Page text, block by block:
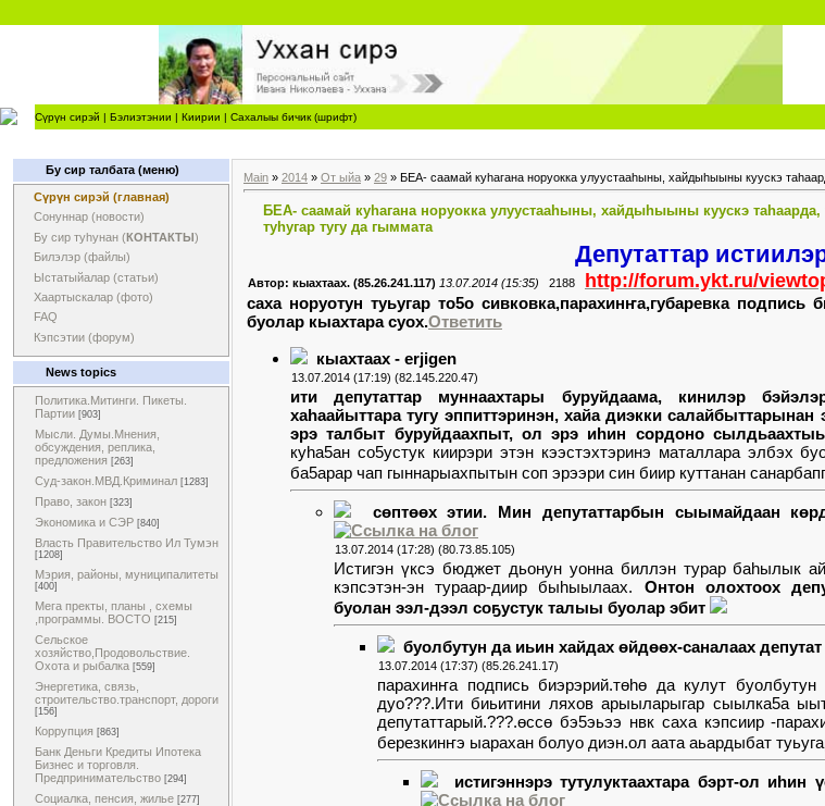
Сүрүн сирэй | Бэлиэтэнии | Киирии | Сахалыы бичик (шрифт)
Бу сир талбата (меню)
Сүрүн сирэй (главная)
Сонуннар (новости)
Бу сир туһунан (КОНТАКТЫ)
Билэлэр (файлы)
Ыстатыйалар (статьи)
Хаартыскалар (фото)
FAQ
Кэпсэтии (форум)
News topics
Политика.Митинги. Пикеты.
Партии [903]
Мысли. Думы.Мнения,
обсуждения, реплика,
предложения [263]
Суд-закон.МВД.Криминал [1283]
Право, закон [323]
Экономика и СЭР [840]
Власть Правительство Ил Тумэн
[1208]
Мэрия, районы, муниципалитеты
[400]
Мега пректы, планы , схемы
,программы. ВОСТО [215]
Сельское
хозяйство,Продовольствие.
Охота и рыбалка [559]
Энергетика, связь,
строительство.транспорт, дороги
[156]
Коррупция [863]
Банк Деньги Кредиты Ипотека
Бизнес и торговля.
Предпринимательство [294]
Социалка, пенсия, жилье [277]
Main » 2014 » От ыйа » 29 » БЕА- саамай куhагана норуокка улуустааhыны, хайдыhыыны куускэ
БЕА- саамай куhагана норуокка улуустааhыны, хайдыhыыны куускэ таhаарда,
туhугар тугу да гыммата
Депутаттар
Автор: кыахтаах. (85.26.241.117) 13.07.2014 (15:35) 2188 http://forum.ykt.ru/
саха норуотун туьугар то5о сивковка,парахинҥа,губаревка
буолар кыахтара суох.Ответить
кыахтаах - erjigen
13.07.2014 (17:19) (82.145.220.47)
ити депутаттар муннаахтары буруйдаама, кинилэр
хаhаайыттара тугу эппиттэринэн, хайа диэкки
эрэ талбыт буруйдаахпыт, ол эрэ иhин сордоно
куhа5ан со5устук киирэри этэн кээстэхтэринэ маталлара элбэх
ба5арар чап гыннарыахпытын соп эрээри син биир куттанан
сөптөөх этии. Мин депутаттарбын сыымайдаан
13.07.2014 (17:28) (80.73.85.105)
Истигэн үксэ бюджет дьонун уонна биллэн турар баһылык
кэпсэтэн-эн тураар-диир быһыылаах. Онтон олохтоох
буолан ээл-дээл соҕустук талыы буолар эбит
буолбутун да иьин хайдах өйдөөх-саналаах депутат
13.07.2014 (17:37) (85.26.241.17)
парахинҥа подпись биэрэрий.төһө да кулут
дуо???.Ити биьитини ляхов арыыларыгар сыылка5а
депутаттарый.???.өссө бэ5эьээ нвк саха кэпсиир -
березкинҥэ ыарахан болуо диэн.ол аата аьардыбат
истигэннэрэ тутулуктаахтара бэрт-ол